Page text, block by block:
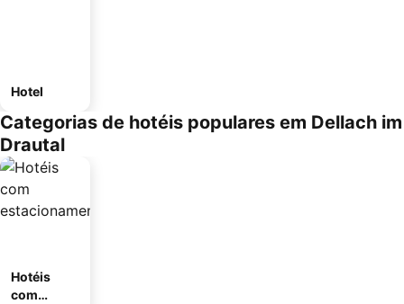
Hotel
Categorias de hotéis populares em Dellach im
Drautal
Hotéis
com